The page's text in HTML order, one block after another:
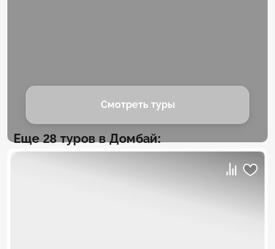
Смотреть туры
Еще 28 туров в Домбай: